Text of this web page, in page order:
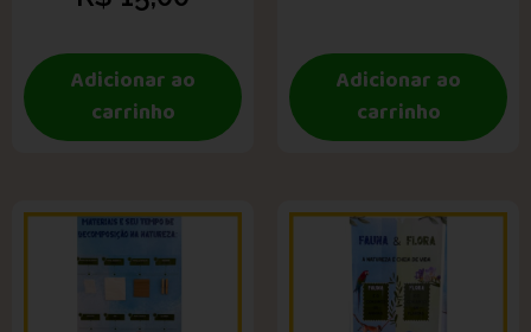
Adicionar ao
carrinho
Adicionar ao
carrinho